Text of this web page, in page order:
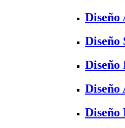
Diseño
Diseño
Diseño
Diseño
Diseño